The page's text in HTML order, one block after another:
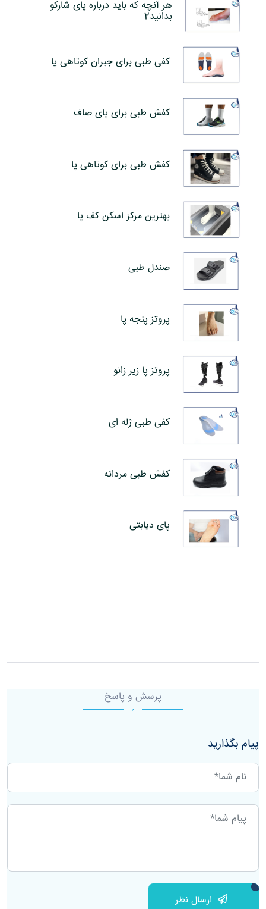
هر آنچه که باید درباره پای شارکو
بدانید2
کفی طبی برای جبران کوتاهی پا
کفش طبی برای پای صاف
کفش طبی برای کوتاهی پا
بهترین مرکز اسکن کف پا
صندل طبی
پروتز پنجه پا
پروتز پا زیر زانو
کفی طبی ژله ای
کفش طبی مردانه
پای دیابتی
پرسش و پاسخ
پیام بگذارید
ارسال نظر